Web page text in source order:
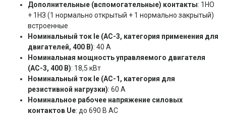
Дополнительные (вспомогательные) контакты: 1НО
+ 1НЗ (1 нормально открытый + 1 нормально закрытый)
встроенные
Номинальный ток Ie (AC-3, категория применения для
двигателей, 400 В): 40 А
Номинальная мощность управляемого двигателя
(AC-3, 400 В): 18,5 кВт
Номинальный ток Ie (AC-1, категория для
резистивной нагрузки): 60 А
Номинальное рабочее напряжение силовых
контактов Ue: до 690 В AC